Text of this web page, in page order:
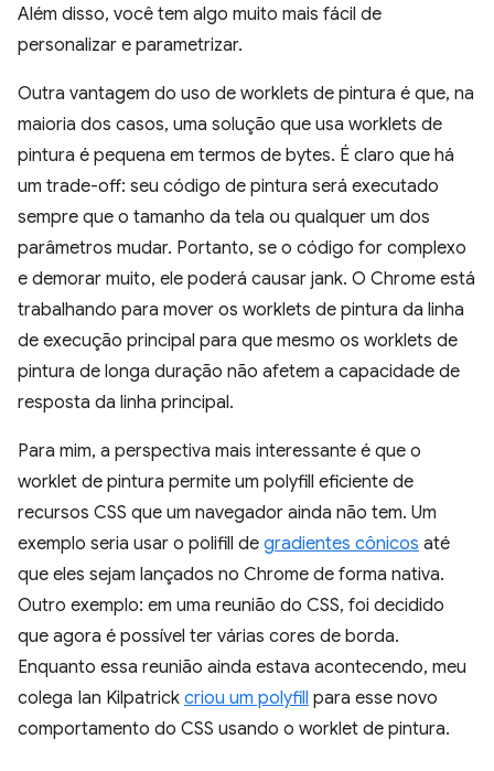
Além disso, você tem algo muito mais fácil de
personalizar e parametrizar.
Outra vantagem do uso de worklets de pintura é que, na
maioria dos casos, uma solução que usa worklets de
pintura é pequena em termos de bytes. É claro que há
um trade-off: seu código de pintura será executado
sempre que o tamanho da tela ou qualquer um dos
parâmetros mudar. Portanto, se o código for complexo
e demorar muito, ele poderá causar jank. O Chrome está
trabalhando para mover os worklets de pintura da linha
de execução principal para que mesmo os worklets de
pintura de longa duração não afetem a capacidade de
resposta da linha principal.
Para mim, a perspectiva mais interessante é que o
worklet de pintura permite um polyfill eficiente de
recursos CSS que um navegador ainda não tem. Um
exemplo seria usar o polifill de gradientes cônicos até
que eles sejam lançados no Chrome de forma nativa.
Outro exemplo: em uma reunião do CSS, foi decidido
que agora é possível ter várias cores de borda.
Enquanto essa reunião ainda estava acontecendo, meu
colega Ian Kilpatrick criou um polyfill para esse novo
comportamento do CSS usando o worklet de pintura.